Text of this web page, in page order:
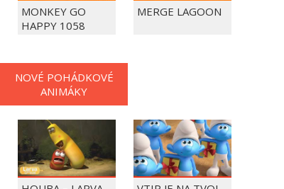
MONKEY GO
HAPPY 1058
MERGE LAGOON
NOVÉ POHÁDKOVÉ
ANIMÁKY